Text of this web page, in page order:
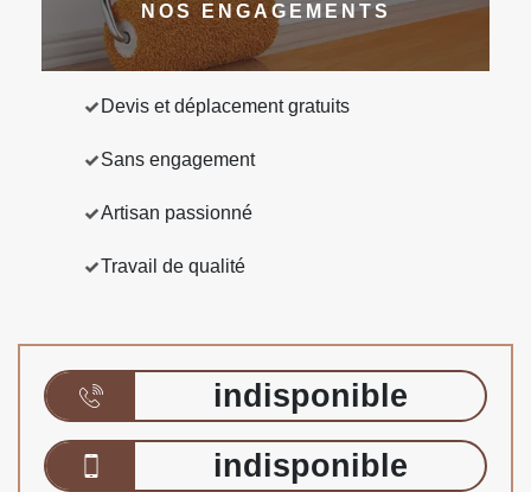
NOS ENGAGEMENTS
Devis et déplacement gratuits
Sans engagement
Artisan passionné
Travail de qualité
indisponible
indisponible